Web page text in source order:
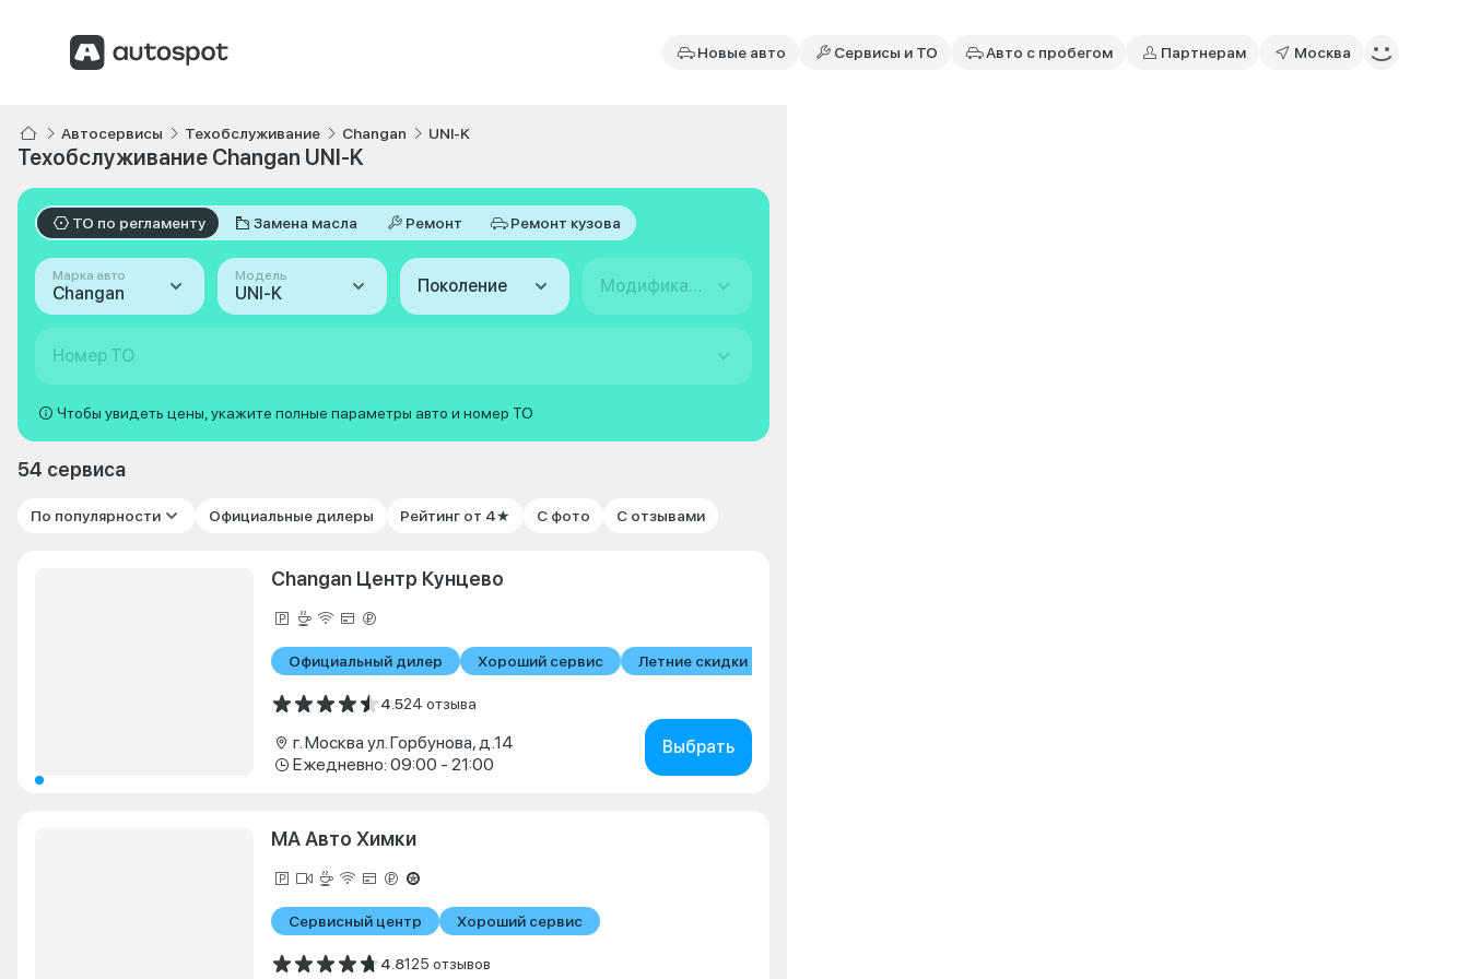
Новые авто Сервисы и ТО Авто с пробегом Партнерам Москва
Автосервисы Техобслуживание Changan UNI-K
Техобслуживание Changan UNI-K
ТО по регламенту Замена масла Ремонт Ремонт кузова
Марка авто
Changan
Модель
UNI-K Поколение Модификация
Номер ТО
Чтобы увидеть цены, укажите полные параметры авто и номер ТО
54 сервиса
По популярности Официальные дилеры Рейтинг от 4★ С фото С отзывами
Changan Центр Кунцево
Официальный дилер Хороший сервис Летние скидки
4.524 отзыва
г. Москва ул. Горбунова, д.14
Ежедневно: 09:00 - 21:00
Выбрать
МА Авто Химки
Сервисный центр Хороший сервис
4.8125 отзывов